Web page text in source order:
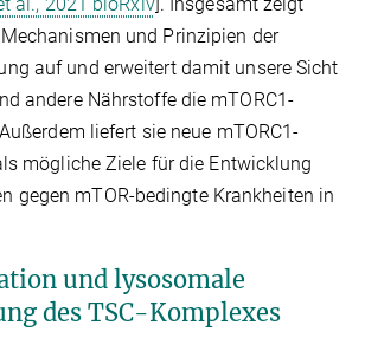
und Prinzipien der
auf und erweitert damit unsere Sicht
andere Nährstoffe die mTORC1-
liefert sie neue mTORC1-
mögliche Ziele für die Entwicklung
gegen mTOR-bedingte Krankheiten in
und lysosomale
des TSC-Komplexes